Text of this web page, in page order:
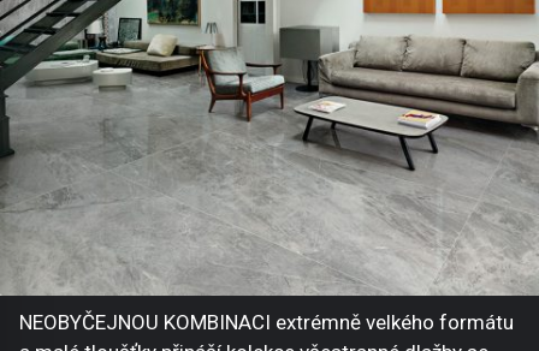
NEOBYČEJNOU KOMBINACI extrémně velkého formátu